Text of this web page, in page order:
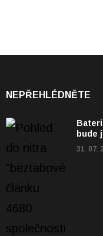
NEPŘEHLÉDNĚTE
bude
31. 07.